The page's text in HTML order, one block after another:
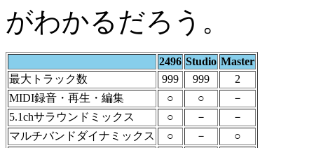
がわかるだろう。
2496 Studio Master
最大トラック数
999 999
2
MIDI録音・再生・編集
○ ○
－
5.1chサラウンドミックス
○ －
－
マルチバンドダイナミックス
○ －
○